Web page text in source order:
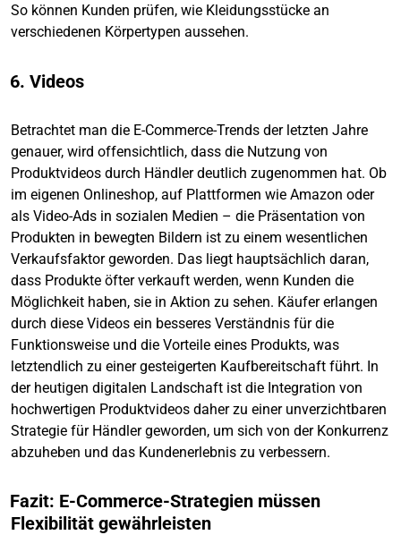
So können Kunden prüfen, wie Kleidungsstücke an
verschiedenen Körpertypen aussehen.
6. Videos
Betrachtet man die E-Commerce-Trends der letzten Jahre
genauer, wird offensichtlich, dass die Nutzung von
Produktvideos durch Händler deutlich zugenommen hat. Ob
im eigenen Onlineshop, auf Plattformen wie Amazon oder
als Video-Ads in sozialen Medien – die Präsentation von
Produkten in bewegten Bildern ist zu einem wesentlichen
Verkaufsfaktor geworden. Das liegt hauptsächlich daran,
dass Produkte öfter verkauft werden, wenn Kunden die
Möglichkeit haben, sie in Aktion zu sehen. Käufer erlangen
durch diese Videos ein besseres Verständnis für die
Funktionsweise und die Vorteile eines Produkts, was
letztendlich zu einer gesteigerten Kaufbereitschaft führt. In
der heutigen digitalen Landschaft ist die Integration von
hochwertigen Produktvideos daher zu einer unverzichtbaren
Strategie für Händler geworden, um sich von der Konkurrenz
abzuheben und das Kundenerlebnis zu verbessern.
Fazit: E-Commerce-Strategien müssen
Flexibilität gewährleisten